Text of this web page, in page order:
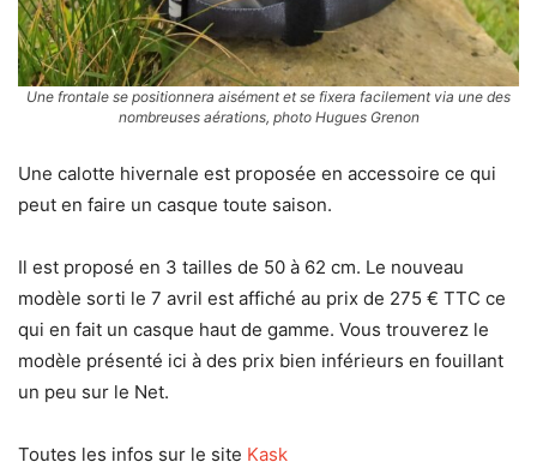
Une frontale se positionnera aisément et se fixera facilement via une des
nombreuses aérations, photo Hugues Grenon
Une calotte hivernale est proposée en accessoire ce qui
peut en faire un casque toute saison.
Il est proposé en 3 tailles de 50 à 62 cm. Le nouveau
modèle sorti le 7 avril est affiché au prix de 275 € TTC ce
qui en fait un casque haut de gamme. Vous trouverez le
modèle présenté ici à des prix bien inférieurs en fouillant
un peu sur le Net.
Toutes les infos sur le site Kask